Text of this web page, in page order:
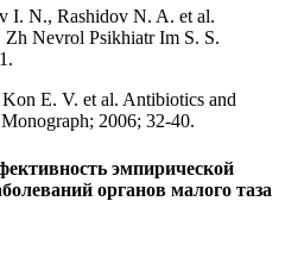
I. N., Rashidov N. A. et al.
Nevrol Psikhiatr Im S. S.
E. V. et al. Antibiotics and
2006; 32-40.
эмпирической
органов малого таза